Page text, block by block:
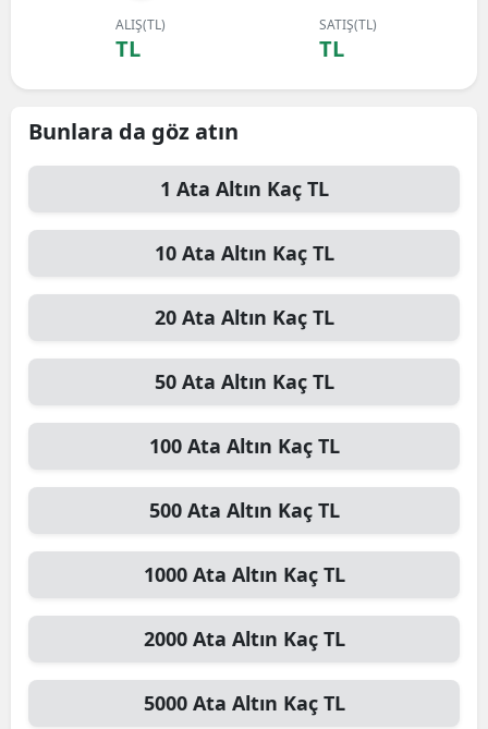
ALIŞ(TL)
TL
SATIŞ(TL)
TL
Bunlara da göz atın
1 Ata Altın Kaç TL
10 Ata Altın Kaç TL
20 Ata Altın Kaç TL
50 Ata Altın Kaç TL
100 Ata Altın Kaç TL
500 Ata Altın Kaç TL
1000 Ata Altın Kaç TL
2000 Ata Altın Kaç TL
5000 Ata Altın Kaç TL